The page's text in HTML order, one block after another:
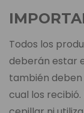
Todos los
deberán estar
también
cual los